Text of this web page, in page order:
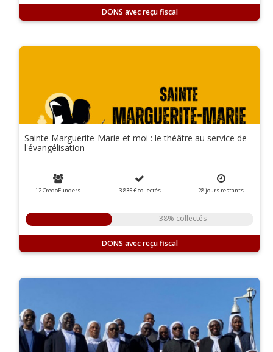
DONS
Sainte Marguerite-Marie et moi : le théâtre au service de
l'évangélisation
12 CredoFunders 3 835 €collectés 28jours restants
38% collectés
DONS